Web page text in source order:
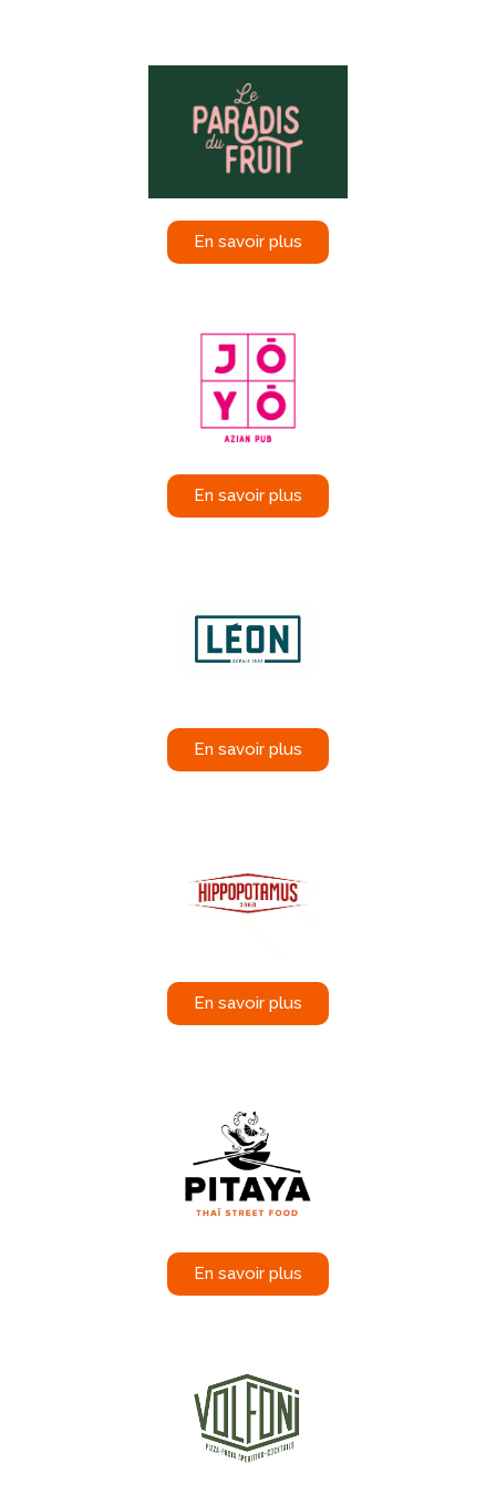
En savoir plus
En savoir plus
En savoir plus
En savoir plus
En savoir plus